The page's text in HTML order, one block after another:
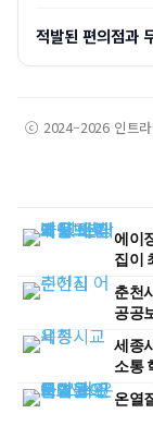
적발된 편의점과
ⓒ 2024–2026 인트라
에이
집이
춘천
공공
세종
소통
온열